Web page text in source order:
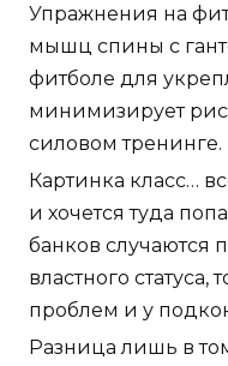
Упражнения на
мышц спины с
фитболе для
минимизирует
силовом тренинге.
Картинка класс…
и хочется туда
банков случаются
властного статуса,
проблем и у
Разница лишь в